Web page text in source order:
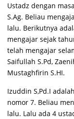
Ustadz dengan
S.Ag. Beliau
lalu. Berikutnya
mengajar sejak
telah mengajar
Saifullah S.Pd,
Mustaghfirin S.HI.
Izuddin S,Pd.I
nomor 7. Beliau
lalu. Lalu ada 4